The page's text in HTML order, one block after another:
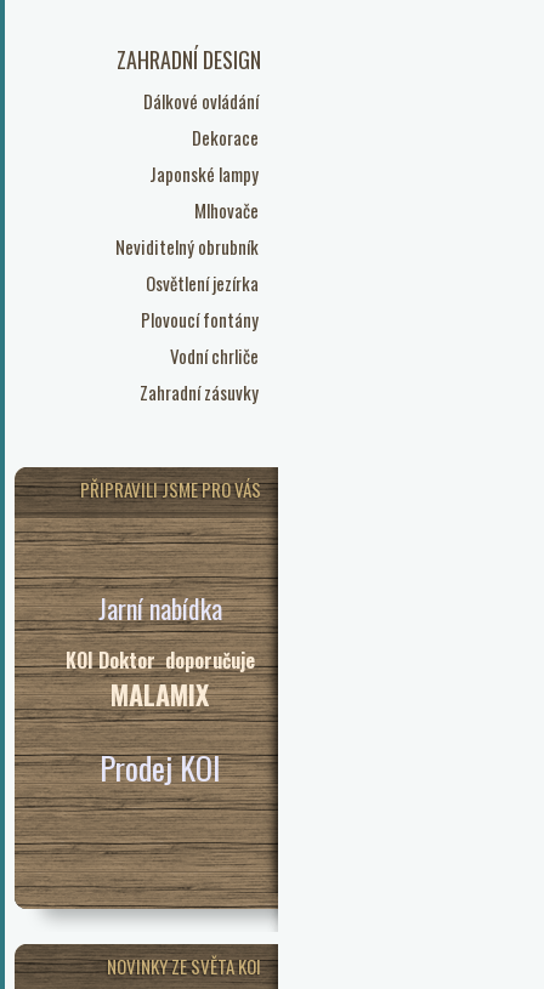
ZAHRADNÍ DESIGN
Dálkové ovládání
Dekorace
Japonské lampy
Mlhovače
Neviditelný obrubník
Osvětlení jezírka
Plovoucí fontány
Vodní chrliče
Zahradní zásuvky
PŘIPRAVILI JSME PRO VÁS
Jarní nabídka
KOI Doktor doporučuje
MALAMIX
Prodej KOI
NOVINKY ZE SVĚTA KOI